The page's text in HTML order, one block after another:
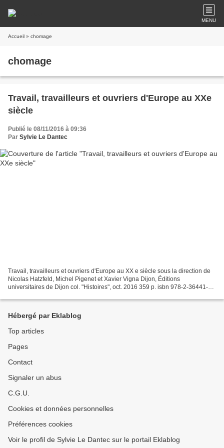
MENU
Accueil » chomage
chomage
Travail, travailleurs et ouvriers d'Europe au XXe
siècle
Publié le 08/11/2016 à 09:36
Par Sylvie Le Dantec
Travail, travailleurs et ouvriers d'Europe au XX e siècle sous la direction de
Nicolas Hatzfeld, Michel Pigenet et Xavier Vigna Dijon, Éditions
universitaires de Dijon col. "Histoires", oct. 2016 359 p. isbn 978-2-36441-
Hébergé par Eklablog
Top articles
Pages
Contact
Signaler un abus
C.G.U.
Cookies et données personnelles
Préférences cookies
Voir le profil de Sylvie Le Dantec sur le portail Eklablog